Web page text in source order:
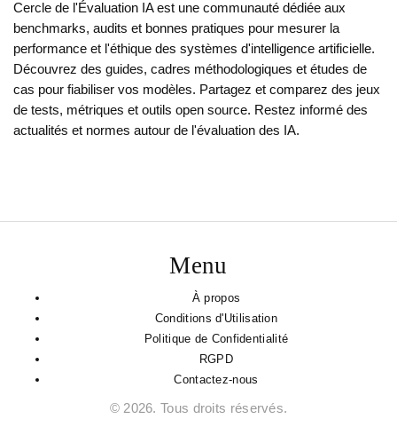
Cercle de l'Évaluation IA est une communauté dédiée aux
benchmarks, audits et bonnes pratiques pour mesurer la
performance et l'éthique des systèmes d'intelligence artificielle.
Découvrez des guides, cadres méthodologiques et études de
cas pour fiabiliser vos modèles. Partagez et comparez des jeux
de tests, métriques et outils open source. Restez informé des
actualités et normes autour de l'évaluation des IA.
Menu
À propos
Conditions d'Utilisation
Politique de Confidentialité
RGPD
Contactez-nous
© 2026. Tous droits réservés.